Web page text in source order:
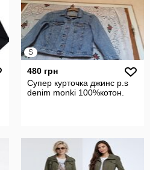
S
480 грн
Супер курточка джинс р.s
denim monki 100%котон.